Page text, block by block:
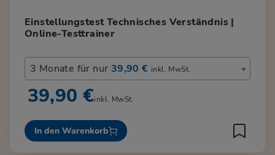
Einstellungstest Technisches Verständnis |
Online-Testtrainer
3 Monate für nur 39,90 € inkl. MwSt.
39,90 €inkl. MwSt.
In den Warenkorb